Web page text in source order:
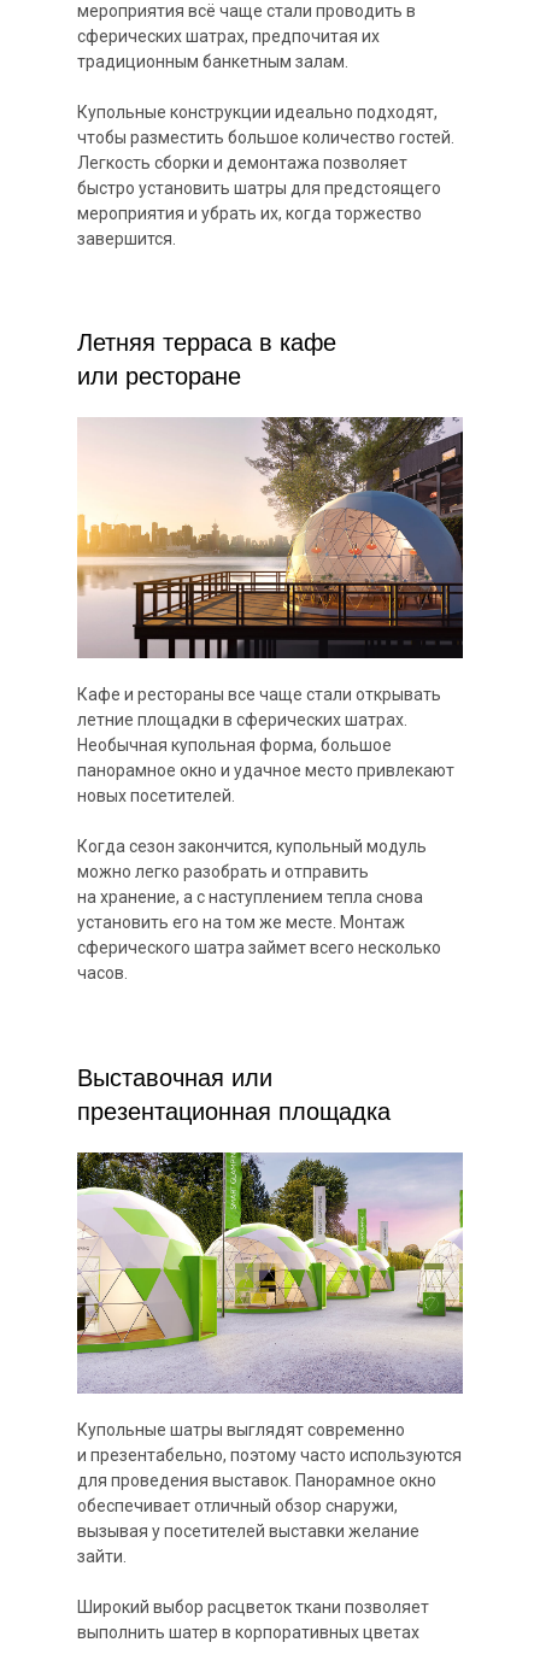
Купольные шатры выглядят современно
и презентабельно, поэтому часто используются
для проведения выставок. Панорамное окно
обеспечивает отличный обзор снаружи,
вызывая у посетителей выставки желание
зайти.
Широкий выбор расцветок ткани позволяет
выполнить шатер в корпоративных цветах
Выставочная или
презентационная площадка
мероприятия всё чаще стали проводить в
сферических шатрах, предпочитая их
традиционным банкетным залам.
Купольные конструкции идеально подходят,
чтобы разместить большое количество гостей.
Легкость сборки и демонтажа позволяет
быстро установить шатры для предстоящего
мероприятия и убрать их, когда торжество
завершится.
Кафе и рестораны все чаще стали открывать
летние площадки в сферических шатрах.
Необычная купольная форма, большое
панорамное окно и удачное место привлекают
новых посетителей.
Когда сезон закончится, купольный модуль
можно легко разобрать и отправить
на хранение, а с наступлением тепла снова
установить его на том же месте. Монтаж
сферического шатра займет всего несколько
часов.
Летняя терраса в кафе
или ресторане